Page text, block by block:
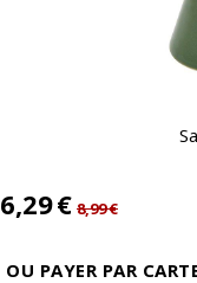
6,29€ 8,99€
OU PAYER PAR